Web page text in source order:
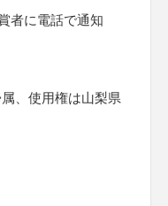
者に電話で通知
、使用権は山梨県